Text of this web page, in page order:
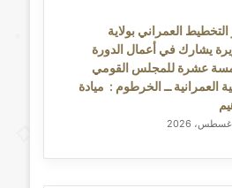
العمراني بولاية
يشارك في أعمال الدورة
عشرة للمجلس القومي
العمرانية ــ الخرطوم : ميادة